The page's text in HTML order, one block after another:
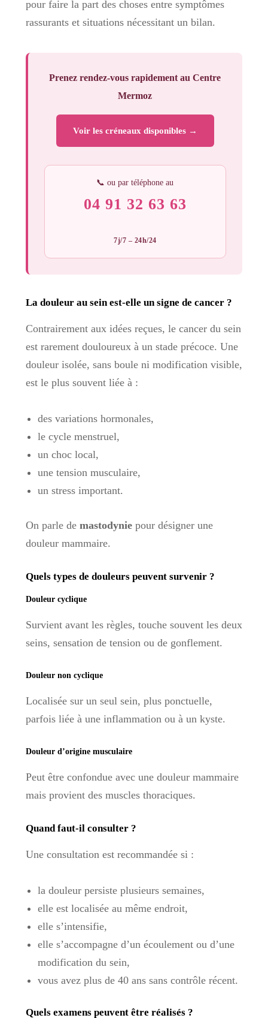
pour faire la part des choses entre symptômes
rassurants et situations nécessitant un bilan.
Prenez rendez-vous rapidement au Centre
Mermoz
Voir les créneaux disponibles →
📞 ou par téléphone au
04 91 32 63 63
7j/7 – 24h/24
La douleur au sein est-elle un signe de cancer ?
Contrairement aux idées reçues, le cancer du sein
est rarement douloureux à un stade précoce. Une
douleur isolée, sans boule ni modification visible,
est le plus souvent liée à :
des variations hormonales,
le cycle menstruel,
un choc local,
une tension musculaire,
un stress important.
On parle de mastodyniepour désigner une
douleur mammaire.
Quels types de douleurs peuvent survenir ?
Douleur cyclique
Survient avant les règles, touche souvent les deux
seins, sensation de tension ou de gonflement.
Douleur non cyclique
Localisée sur un seul sein, plus ponctuelle,
parfois liée à une inflammation ou à un kyste.
Douleur d’origine musculaire
Peut être confondue avec une douleur mammaire
mais provient des muscles thoraciques.
Quand faut-il consulter ?
Une consultation est recommandée si :
la douleur persiste plusieurs semaines,
elle est localisée au même endroit,
elle s’intensifie,
elle s’accompagne d’un écoulement ou d’une
modification du sein,
vous avez plus de 40 ans sans contrôle récent.
Quels examens peuvent être réalisés ?